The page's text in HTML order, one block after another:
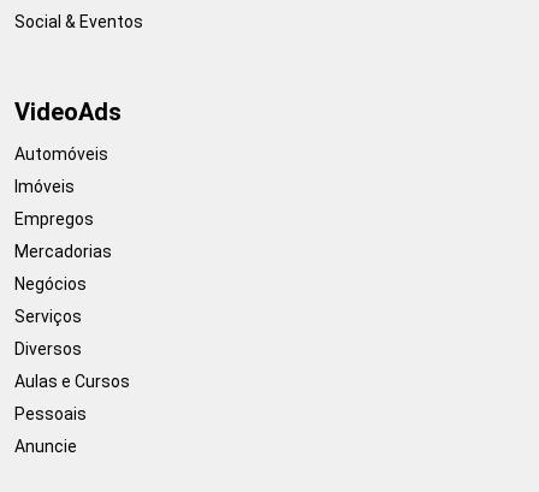
Social & Eventos
VideoAds
Automóveis
Imóveis
Empregos
Mercadorias
Negócios
Serviços
Diversos
Aulas e Cursos
Pessoais
Anuncie